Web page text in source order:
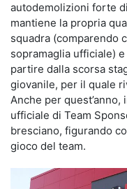
autodemolizioni forte
mantiene la propria
squadra (comparendo
sopramaglia ufficiale)
partire dalla scorsa
giovanile, per il quale
Anche per
ufficiale di Team
bresciano, figurando
gioco del team.